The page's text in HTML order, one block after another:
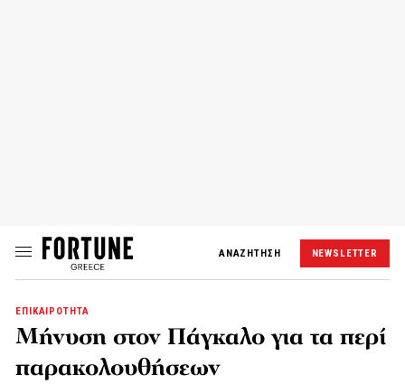
ΑΝΑΖΗΤΗΣΗ NEWSLETTER
ΕΠΙΚΑΙΡΟΤΗΤΑ
Μήνυση στον Πάγκαλο για τα περί
παρακολουθήσεων